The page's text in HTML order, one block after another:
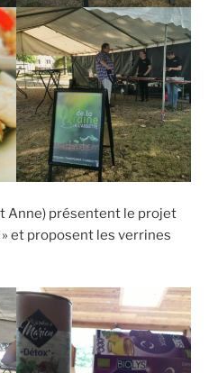
Anne) présentent le projet
» et proposent les verrines